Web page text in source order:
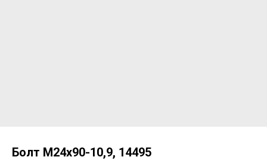
Болт М24х90-10,9, 14495